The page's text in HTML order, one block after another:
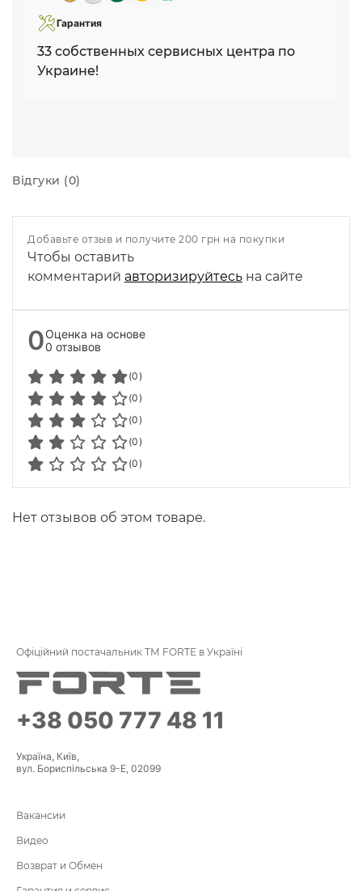
Гарантия
33 собственных сервисных центра по
Украине!
Відгуки (0)
Добавьте отзыв и получите 200 грн на покупки
Чтобы оставить
комментарий авторизируйтесь на сайте
0Оценка на основе
0 отзывов
(0)
(0)
(0)
(0)
(0)
Нет отзывов об этом товаре.
Офіційний постачальник ТМ FORTE в Україні
+38 050 777 48 11
Україна, Київ,
вул. Бориспільська 9-Е, 02099
Вакансии
Видео
Возврат и Обмен